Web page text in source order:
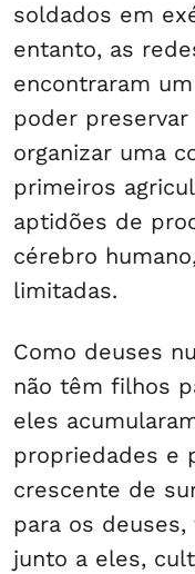
soldados em
entanto, as
encontraram
poder
organizar uma
primeiros
aptidões de
cérebro
limitadas.
Como deuses
não têm filhos
eles
propriedades e
crescente de
para os
junto a eles,